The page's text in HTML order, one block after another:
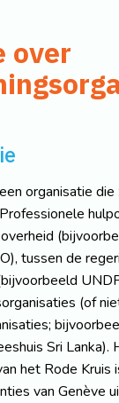
over
organisatie die
tussen de
(of
Sri Lanka).
het Rode Kruis
van Genève